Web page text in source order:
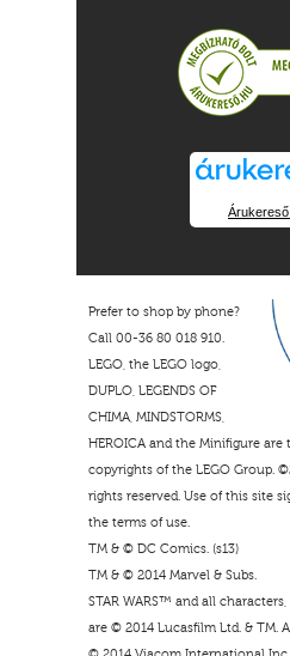
Prefer to shop by phone?
Call 00-36 80 018 910.
LEGO, the LEGO logo,
DUPLO, LEGENDS OF
CHIMA, MINDSTORMS,
HEROICA and the Minifigure are
copyrights of the LEGO Group.
rights reserved. Use of this site
the terms of use.
TM & © DC Comics. (s13)
TM & © 2014 Marvel & Subs.
STAR WARS™ and all
are © 2014 Lucasfilm Ltd. & TM.